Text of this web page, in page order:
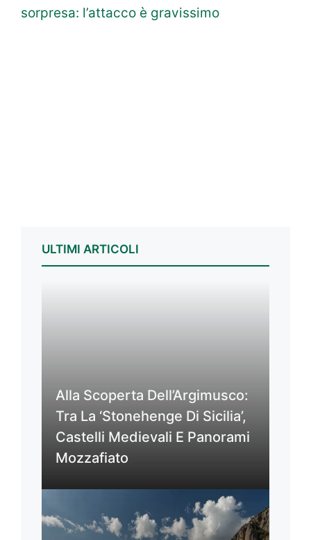
sorpresa: l’attacco è gravissimo
ULTIMI ARTICOLI
Alla Scoperta Dell’Argimusco:
Tra La ‘Stonehenge Di Sicilia’,
Castelli Medievali E Panorami
Mozzafiato